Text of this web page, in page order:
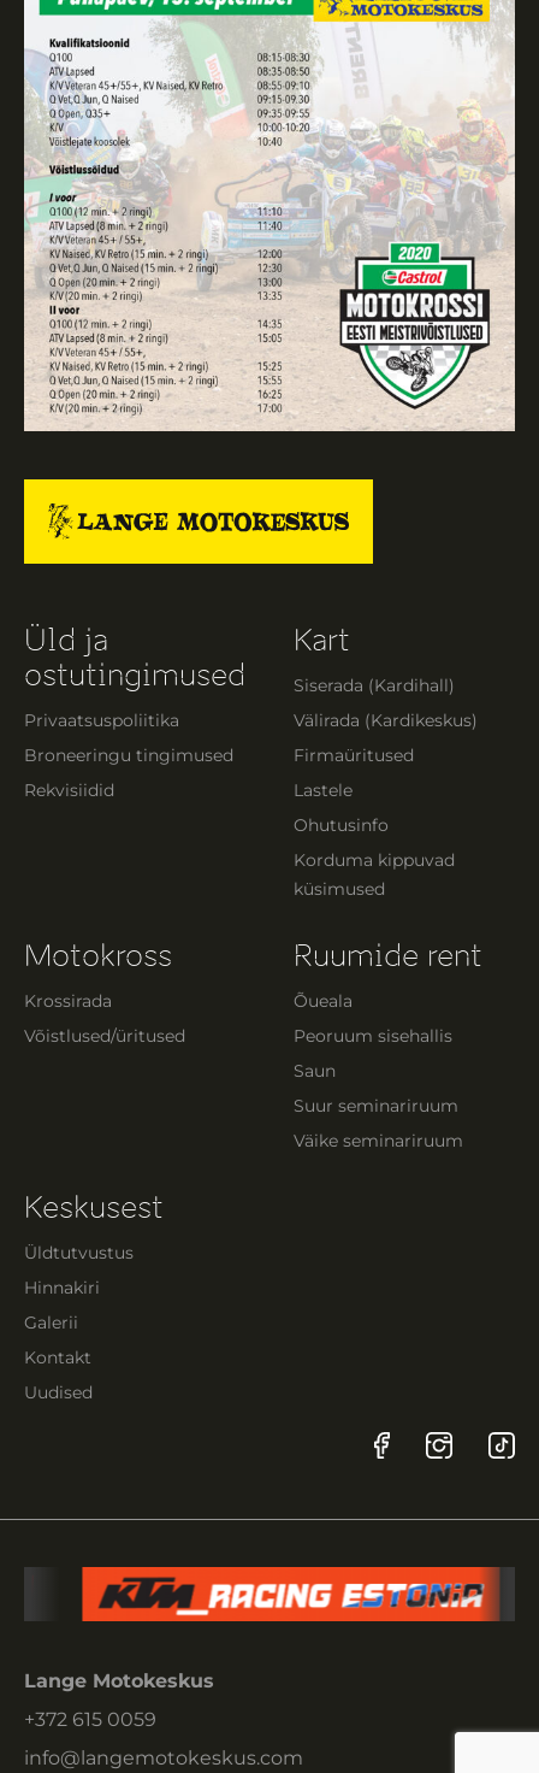
Üld ja
ostutingimused
Privaatsuspoliitika
Broneeringu tingimused
Rekvisiidid
Kart
Siserada (Kardihall)
Välirada (Kardikeskus)
Firmaüritused
Lastele
Ohutusinfo
Korduma kippuvad
küsimused
Motokross
Krossirada
Võistlused/üritused
Ruumide rent
Õueala
Peoruum sisehallis
Saun
Suur seminariruum
Väike seminariruum
Keskusest
Üldtutvustus
Hinnakiri
Galerii
Kontakt
Uudised
Lange Motokeskus
+372 615 0059
info@langemotokeskus.com